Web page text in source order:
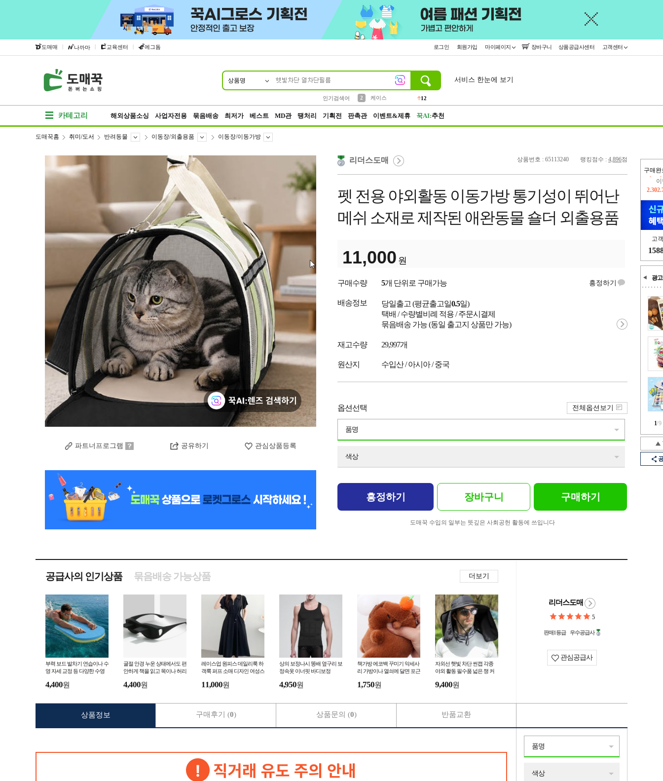
도매매 | 나까마 | 교육센터 | 에그돔 로그인 회원가입 마이페이지 장바구니 상품공급사센터 고객센터
상품명
인기검색어
2
케이스
12
서비스 한눈에 보기
카테고리 해외상품소싱 사업자전용 묶음배송 최저가 베스트 MD관 땡처리 기획전 판촉관 이벤트&제휴 꾹AI:추천
구매완
고
광고
1/9
도매꾹홈 취미/도서 반려동물 이동장/외출용품 이동장/이동가방
파트너프로그램 공유하기 관심상품등록
상품번호 : 65113240 랭킹점수 : 4,896점
리더스도매
펫 전용 야외활동 이동가방 통기성이 뛰어난
메쉬 소재로 제작된 애완동물 숄더 외출용품
11,000 원
구매수량 5개 단위로 구매가능 흥정하기
배송정보 당일출고 (평균출고일0.5일)
택배 / 수량별비례 적용 / 주문시결제
묶음배송 가능 (동일 출고지 상품만 가능)
재고수량 29,997개
원산지 수입산 / 아시아 / 중국
옵션선택
품명
색상
전체옵션보기
흥정하기 장바구니 구매하기
도매꾹 수입의 일부는 뜻깊은 사회공헌 활동에 쓰입니다
공급사의 인기상품 더보기
묶음배송 가능상품
부력 보드 발차기 연습이나 수
영 자세 교정 등 다양한 수영
장비
4,400원
굴절 안경 누운 상태에서도 편
안하게 책을 읽고 목이나 허리
지
4,400원
레이스업 원피스 데일리룩 하
객룩 퍼프 소매 디자인 여성스
11,000원
상의 보정나시 똥배 옆구리 보
정속옷 이너핏 바디보정
4,950원
책가방 에코백 꾸미기 악세사
리 가방이나 열쇠에 달면 포근
라 키링
1,750원
자외선 햇빛 차단 썬캡 각종
야외 활동 필수품 넓은 챙 커
조절 가능
9,400원
리더스도매
5
판매1등급 우수공급사
관심공급사
상품정보 구매후기 (0) 상품문의 (0) 반품교환
품명
색상